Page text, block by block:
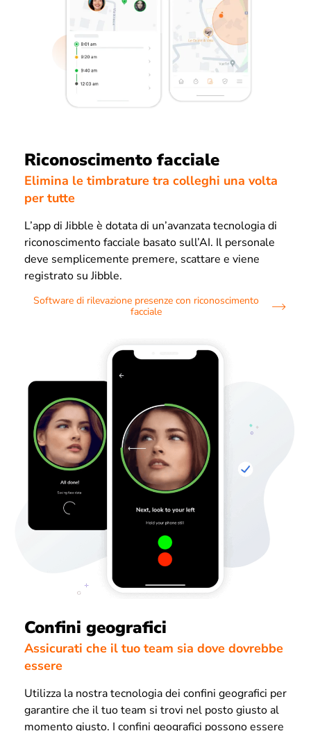
Riconoscimento facciale
Elimina le timbrature tra colleghi una volta
per tutte
L’app di Jibble è dotata di un’avanzata tecnologia di
riconoscimento facciale basato sull’AI. Il personale
deve semplicemente premere, scattare e viene
registrato su Jibble.
Software di rilevazione presenze con riconoscimento
facciale
Confini geografici
Assicurati che il tuo team sia dove dovrebbe
essere
Utilizza la nostra tecnologia dei confini geografici per
garantire che il tuo team si trovi nel posto giusto al
momento giusto. I confini geografici possono essere